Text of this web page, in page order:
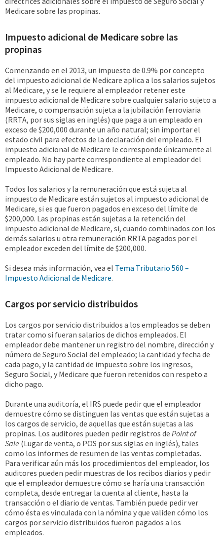
Medicare sobre las propinas.
Impuesto adicional de Medicare sobre las
propinas
Comenzando en el 2013, un impuesto de 0.9% por concepto
del impuesto adicional de Medicare aplica a los salarios sujetos
al Medicare, y se le requiere al empleador retener este
impuesto adicional de Medicare sobre cualquier salario sujeto a
Medicare, o compensación sujeta a la jubilación ferroviaria
(RRTA, por sus siglas en inglés) que paga a un empleado en
exceso de $200,000 durante un año natural; sin importar el
estado civil para efectos de la declaración del empleado. El
impuesto adicional de Medicare le corresponde únicamente al
empleado. No hay parte correspondiente al empleador del
Impuesto Adicional de Medicare.
Todos los salarios y la remuneración que está sujeta al
impuesto de Medicare están sujetos al impuesto adicional de
Medicare, si es que fueron pagados en exceso del límite de
$200,000. Las propinas están sujetas a la retención del
impuesto adicional de Medicare, si, cuando combinados con los
demás salarios u otra remuneración RRTA pagados por el
empleador exceden del límite de $200,000.
Si desea más información, vea el Tema Tributario 560 –
Impuesto Adicional de Medicare.
Cargos por servicio distribuidos
Los cargos por servicio distribuidos a los empleados se deben
tratar como si fueran salarios de dichos empleados. El
empleador debe mantener un registro del nombre, dirección y
número de Seguro Social del empleado; la cantidad y fecha de
cada pago, y la cantidad de impuesto sobre los ingresos,
Seguro Social, y Medicare que fueron retenidos con respeto a
dicho pago.
Durante una auditoría, el IRS puede pedir que el empleador
demuestre cómo se distinguen las ventas que están sujetas a
los cargos de servicio, de aquellas que están sujetas a las
propinas. Los auditores pueden pedir registros de Point of
Sale (Lugar de venta, o POS por sus siglas en inglés), tales
como los informes de resumen de las ventas completadas.
Para verificar aún más los procedimientos del empleador, los
auditores pueden pedir muestras de los recibos diarios y pedir
que el empleador demuestre cómo se haría una transacción
completa, desde entregar la cuenta al cliente, hasta la
transacción o el diario de ventas. También puede pedir ver
cómo ésta es vinculada con la nómina y que validen cómo los
cargos por servicio distribuidos fueron pagados a los
empleados.